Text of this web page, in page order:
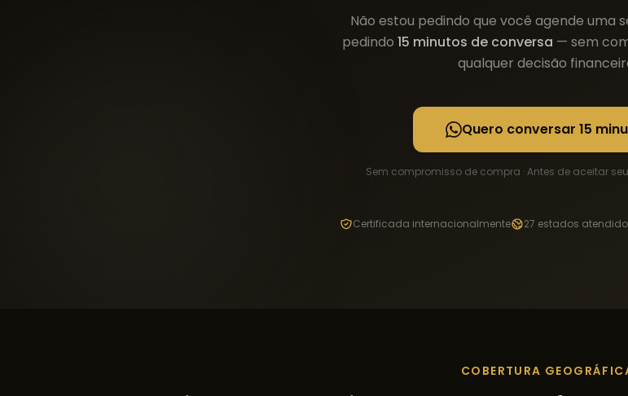
Não estou pedindo que você agende uma
pedindo 15 minutos de conversa — sem
qualquer decisão
Quero conversar 15
Sem compromisso de compra · Antes de aceitar
Certificada internacionalmente 27 estados
COBERTURA